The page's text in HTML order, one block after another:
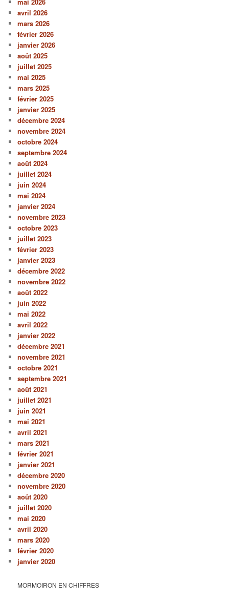
avril 2026
mars 2026
février 2026
janvier 2026
août 2025
juillet 2025
mai 2025
mars 2025
février 2025
janvier 2025
décembre 2024
novembre 2024
octobre 2024
septembre 2024
août 2024
juillet 2024
juin 2024
mai 2024
janvier 2024
novembre 2023
octobre 2023
juillet 2023
février 2023
janvier 2023
décembre 2022
novembre 2022
août 2022
juin 2022
mai 2022
avril 2022
janvier 2022
décembre 2021
novembre 2021
octobre 2021
septembre 2021
août 2021
juillet 2021
juin 2021
mai 2021
avril 2021
mars 2021
février 2021
janvier 2021
décembre 2020
novembre 2020
août 2020
juillet 2020
mai 2020
avril 2020
mars 2020
février 2020
janvier 2020
MORMOIRON EN CHIFFRES